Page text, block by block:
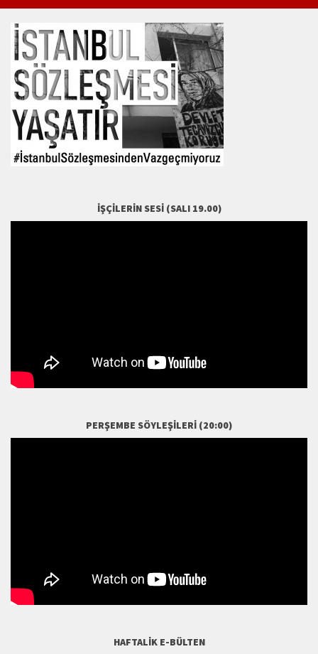
İŞÇILERIN SESI (SALI 19.00)
PERŞEMBE SÖYLEŞILERI (20:00)
HAFTALIK E-BÜLTEN